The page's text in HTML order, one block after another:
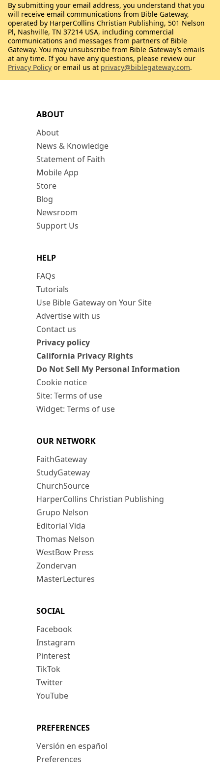
ABOUT
About
News & Knowledge
Statement of Faith
Mobile App
Store
Blog
Newsroom
Support Us
HELP
FAQs
Tutorials
Use Bible Gateway on Your Site
Advertise with us
Contact us
Privacy policy
California Privacy Rights
Do Not Sell My Personal Information
Cookie notice
Site: Terms of use
Widget: Terms of use
OUR NETWORK
FaithGateway
StudyGateway
ChurchSource
HarperCollins Christian Publishing
Grupo Nelson
Editorial Vida
Thomas Nelson
WestBow Press
Zondervan
MasterLectures
SOCIAL
Facebook
Instagram
Pinterest
TikTok
Twitter
YouTube
PREFERENCES
Versión en español
Preferences
By submitting your email address, you understand that you
will receive email communications from Bible Gateway,
operated by HarperCollins Christian Publishing, 501 Nelson
Pl, Nashville, TN 37214 USA, including commercial
communications and messages from partners of Bible
Gateway. You may unsubscribe from Bible Gateway’s emails
at any time. If you have any questions, please review our
Privacy Policy or email us at privacy@biblegateway.com.